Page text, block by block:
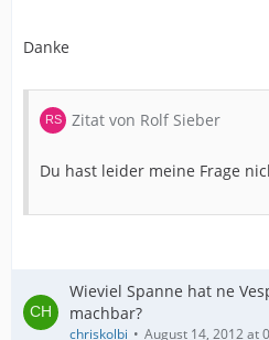
Danke
Zitat von Rolf Sieber
Du hast leider meine Frage
Wieviel Spanne hat ne
machbar?
chriskolbi August 14, 2012 at